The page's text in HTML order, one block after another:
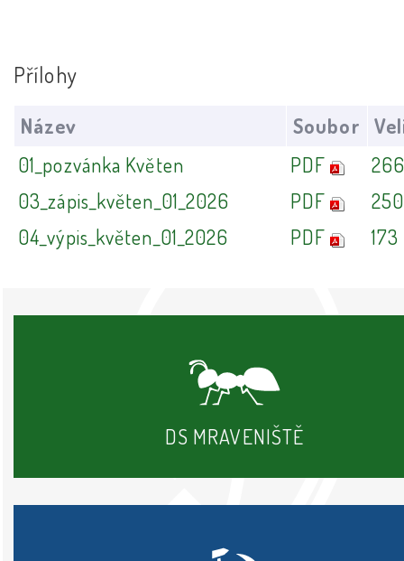
Přílohy
Název Soubor
01_pozvánka Květen
PDF
03_zápis_květen_01_2026
PDF
04_výpis_květen_01_2026
PDF
DS MRAVENIŠTĚ